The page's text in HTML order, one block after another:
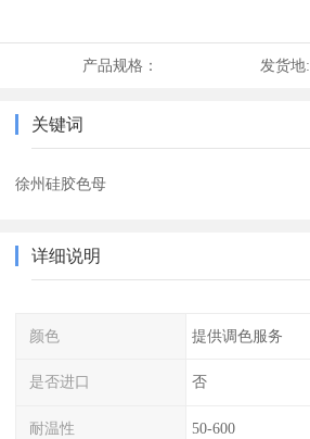
产品规格： 发货地:
关键词
徐州硅胶色母
详细说明
颜色 提供调色服务
是否进口 否
耐温性 50-600